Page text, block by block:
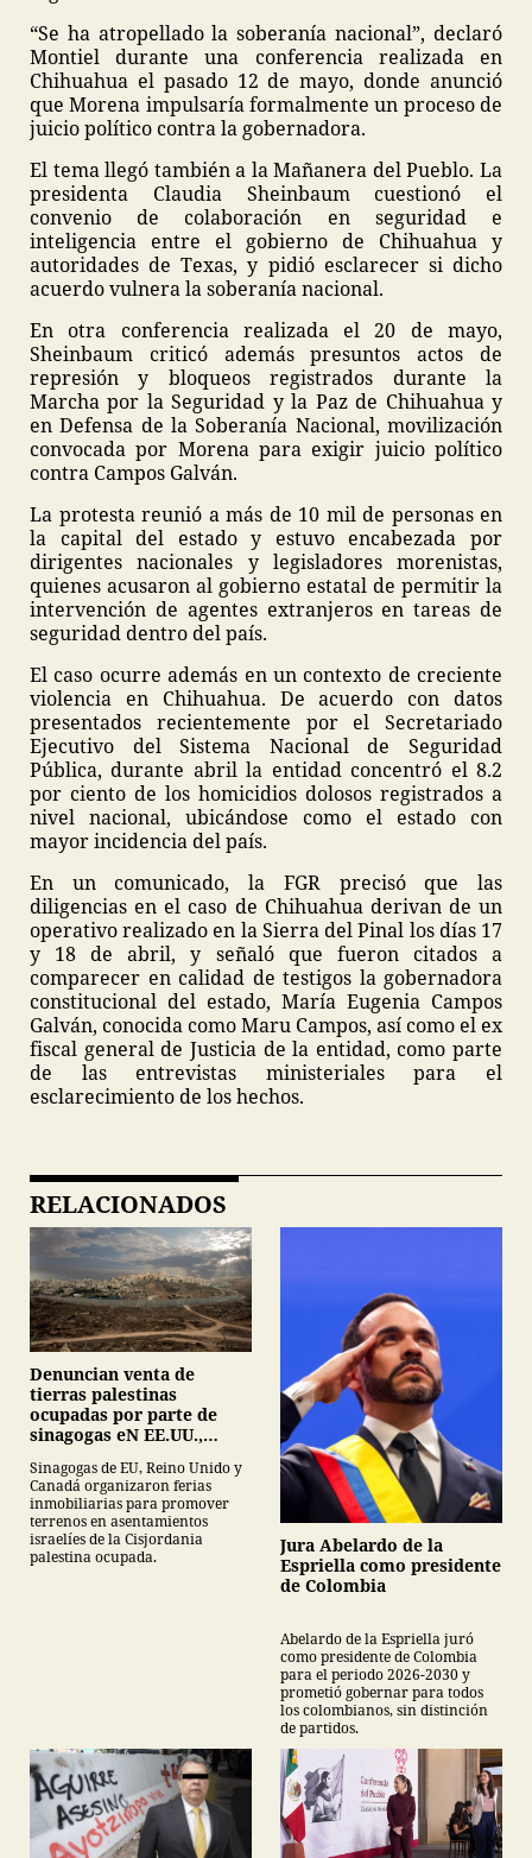
“Se ha atropellado la soberanía nacional”, declaró
Montiel durante una conferencia realizada en
Chihuahua el pasado 12 de mayo, donde anunció
que Morena impulsaría formalmente un proceso de
juicio político contra la gobernadora.
El tema llegó también a la Mañanera del Pueblo. La
presidenta Claudia Sheinbaum cuestionó el
convenio de colaboración en seguridad e
inteligencia entre el gobierno de Chihuahua y
autoridades de Texas, y pidió esclarecer si dicho
acuerdo vulnera la soberanía nacional.
En otra conferencia realizada el 20 de mayo,
Sheinbaum criticó además presuntos actos de
represión y bloqueos registrados durante la
Marcha por la Seguridad y la Paz de Chihuahua y
en Defensa de la Soberanía Nacional, movilización
convocada por Morena para exigir juicio político
contra Campos Galván.
La protesta reunió a más de 10 mil de personas en
la capital del estado y estuvo encabezada por
dirigentes nacionales y legisladores morenistas,
quienes acusaron al gobierno estatal de permitir la
intervención de agentes extranjeros en tareas de
seguridad dentro del país.
El caso ocurre además en un contexto de creciente
violencia en Chihuahua. De acuerdo con datos
presentados recientemente por el Secretariado
Ejecutivo del Sistema Nacional de Seguridad
Pública, durante abril la entidad concentró el 8.2
por ciento de los homicidios dolosos registrados a
nivel nacional, ubicándose como el estado con
mayor incidencia del país.
En un comunicado, la FGR precisó que las
diligencias en el caso de Chihuahua derivan de un
operativo realizado en la Sierra del Pinal los días 17
y 18 de abril, y señaló que fueron citados a
comparecer en calidad de testigos la gobernadora
constitucional del estado, María Eugenia Campos
Galván, conocida como Maru Campos, así como el ex
fiscal general de Justicia de la entidad, como parte
de las entrevistas ministeriales para el
esclarecimiento de los hechos.
RELACIONADOS
Denuncian venta de
tierras palestinas
ocupadas por parte de
sinagogas eN EE.UU.,
Sinagogas de EU, Reino Unido y
Canadá organizaron ferias
inmobiliarias para promover
terrenos en asentamientos
israelíes de la Cisjordania
palestina ocupada.
Jura Abelardo de la
Espriella como presidente
de Colombia
Abelardo de la Espriella juró
como presidente de Colombia
para el periodo 2026-2030 y
prometió gobernar para todos
los colombianos, sin distinción
de partidos.